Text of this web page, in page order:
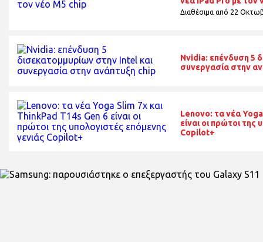
Διαθέσιμα από 22
Nvidia: επένδυση 5
συνεργασία στην
Lenovo: τα νέα
είναι οι πρώτοι της
Copilot+